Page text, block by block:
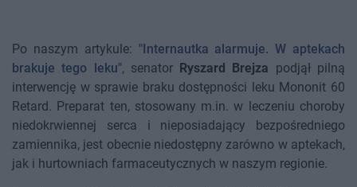
Po naszym artykule: "Internautka alarmuje. W aptekach
brakuje tego leku", senator Ryszard Brejza podjął pilną
interwencję w sprawie braku dostępności leku Mononit 60
Retard. Preparat ten, stosowany m.in. w leczeniu choroby
niedokrwiennej serca i nieposiadający bezpośredniego
zamiennika, jest obecnie niedostępny zarówno w aptekach,
jak i hurtowniach farmaceutycznych w naszym regionie.